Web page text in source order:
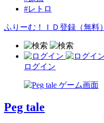
#レトロ
ふりーむ！ＩＤ登録（無料）
ログイン
Peg tale